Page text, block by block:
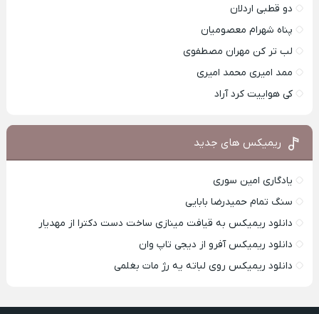
دو قطبی اردلان
پناه شهرام معصومیان
لب تر کن مهران مصطفوی
ممد امیری محمد امیری
کی هواییت کرد آراد
ریمیکس های جدید
یادگاری امین سوری
سنگ تمام حمیدرضا بابایی
دانلود ریمیکس به قیافت مینازی ساخت دست دکترا از مهدیار
دانلود ریمیکس آفرو از ديجی تاپ وان
دانلود ریمیکس روی لباته یه رژ مات بغلمی